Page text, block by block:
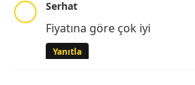
Serhat
Fiyatına göre çok iyi
Yanıtla